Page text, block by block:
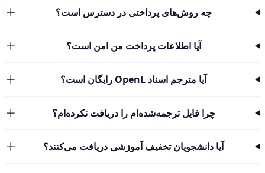
چه روش‌های پرداختی در دسترس است؟
آیا اطلاعات پرداخت من امن است؟
آیا مترجم اسناد OpenL رایگان است؟
چرا فایل ترجمه‌شده‌ام را دریافت نکرده‌ام؟
آیا دانشجویان تخفیف آموزشی دریافت می‌کنند؟